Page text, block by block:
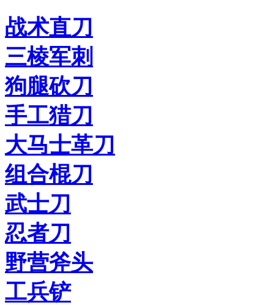
战术直刀
三棱军刺
狗腿砍刀
手工猎刀
大马士革刀
组合棍刀
武士刀
忍者刀
野营斧头
工兵铲